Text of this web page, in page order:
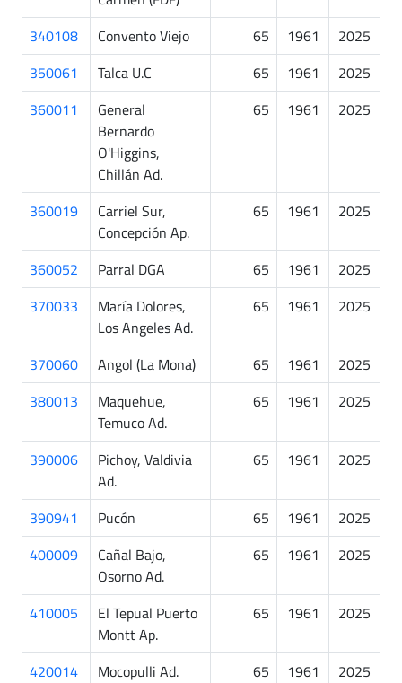
340108
Convento Viejo 65 1961
2025
350061
Talca U.C 65 1961
2025
360011
General
Bernardo
O'Higgins,
Chillán Ad.
65 1961 2025
360019
Carriel Sur,
Concepción Ap.
65 1961 2025
360052 Parral DGA 65 1961
2025
370033
María Dolores,
Los Angeles Ad.
65 1961 2025
370060 Angol (La Mona) 65 1961
2025
380013
Maquehue,
Temuco Ad.
65 1961 2025
390006
Pichoy, Valdivia
Ad.
65 1961 2025
390941 Pucón 65 1961
2025
400009
Cañal Bajo,
Osorno Ad.
65 1961 2025
410005
El Tepual Puerto
Montt Ap.
65 1961 2025
420014 Mocopulli Ad. 65 1961
2025